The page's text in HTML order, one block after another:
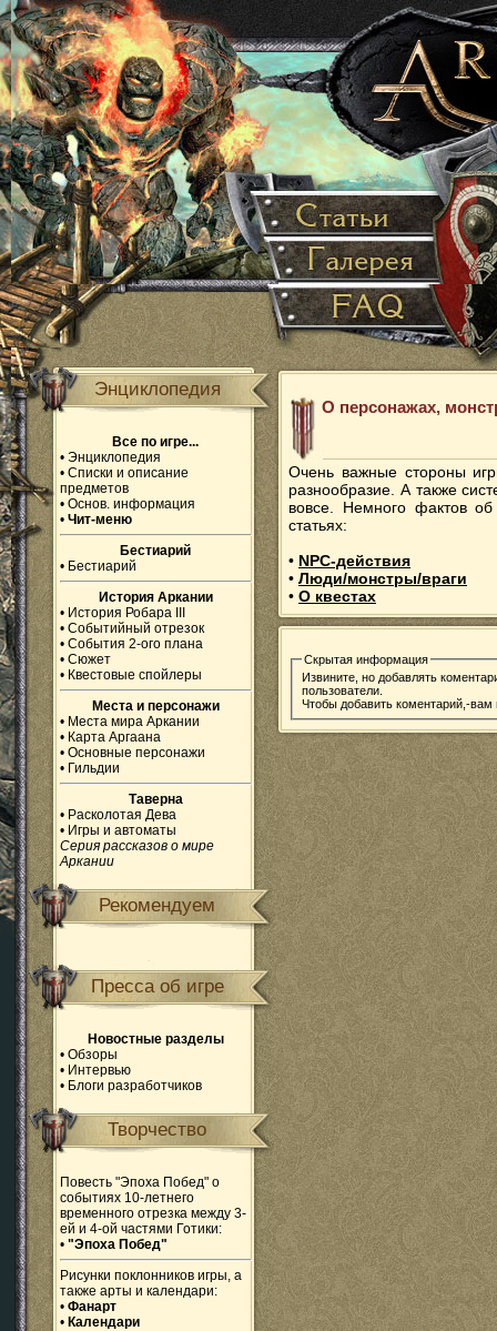
Энциклопедия
Все по игре...
• Энциклопедия
• Списки и описание
предметов
• Основ. информация
• Чит-меню
Бестиарий
• Бестиарий
История Аркании
• История Робара III
• Событийный отрезок
• События 2-ого плана
• Сюжет
• Квестовые спойлеры
Места и персонажи
• Места мира Аркании
• Карта Аргаана
• Основные персонажи
• Гильдии
Таверна
• Расколотая Дева
• Игры и автоматы
Серия рассказов о мире
Аркании
Рекомендуем
Пресса об игре
Новостные разделы
• Обзоры
• Интервью
• Блоги разработчиков
Творчество
Повесть "Эпоха Побед" о
событиях 10-летнего
временного отрезка между 3-
ей и 4-ой частями Готики:
• "Эпоха Побед"
Рисунки поклонников игры, а
также арты и календари:
• Фанарт
• Календари
О персонажах,
Очень важные стороны
разнообразие. А также
вовсе. Немного фактов
статьях:
• NPC-действия
• Люди/монстры/враги
• О квестах
Скрытая информация
Извините, но добавлять
пользователи.
Чтобы добавить коментарий,-